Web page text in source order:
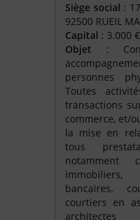
Siège social :
92500 RUEIL
Capital : 3.000 €
Objet :
personnes
Toutes
transactions
commerce, et/
la mise en
tous
notamment
bancaires,
courtiers en
architectes